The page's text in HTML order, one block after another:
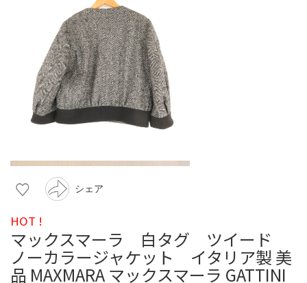
シェア
HOT !
マックスマーラ 白タグ ツイード
ノーカラージャケット イタリア製 美
品 MAXMARA マックスマーラ GATTINI